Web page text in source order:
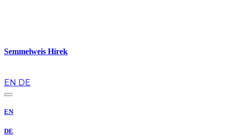
Semmelweis Hírek
EN DE
EN
DE